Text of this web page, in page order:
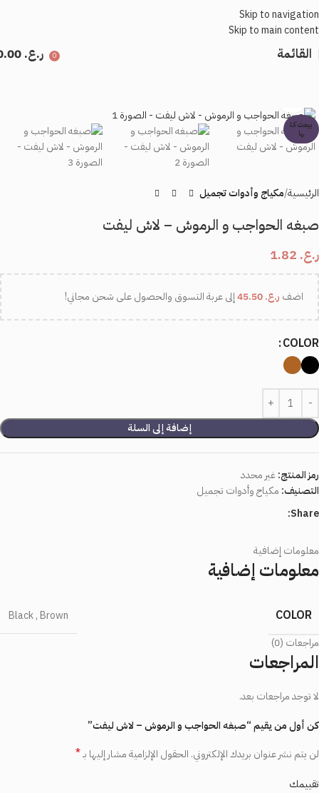
Skip to navigation
Skip to main content
القائمة 0 ر.ع.
بيعت كل
ها
الرئيسية مكياج وأدوات تجميل
صبغه الحواجب و الرموش – لاش ليفت
ر.ع.
اضف ر.ع. إلى عربة التسوق والحصول على شحن مجاني!
COLOR
إضافة إلى السلة
رمز المنتج:غير محدد
التصنيف: مكياج وأدوات تجميل
Share:
معلومات إضافية
معلومات إضافية
COLOR
Black,Brown
مراجعات (0)
المراجعات
لا توجد مراجعات بعد.
كن أول من يقيم “صبغه الحواجب و الرموش – لاش ليفت”
لن يتم نشر عنوان بريدك الإلكتروني. الحقول الإلزامية مشار إليها بـ*
تقييمك